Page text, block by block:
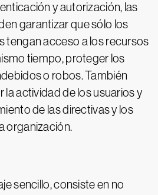
y autorización, las
garantizar que sólo los
tengan acceso a los recursos
tiempo, proteger los
o robos. También
actividad de los usuarios y
de las directivas y los
organización.
sencillo, consiste en no